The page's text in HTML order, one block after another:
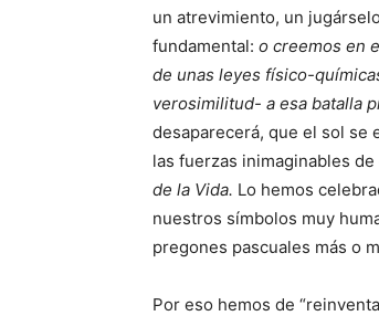
un atrevimiento, un
fundamental: o creemos en
de unas leyes físico-
verosimilitud- a esa batalla
desaparecerá, que el sol se
las fuerzas inimaginables
de la Vida. Lo hemos
nuestros símbolos muy
pregones pascuales más o
Por eso hemos de